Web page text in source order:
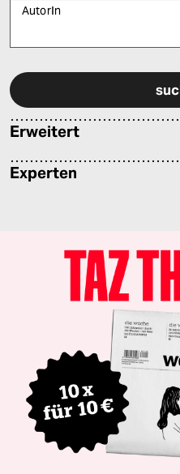
AutorIn
Erweitert
Experten